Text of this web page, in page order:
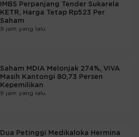
IMBS Perpanjang Tender Sukarela
KETR, Harga Tetap Rp523 Per
Saham
9 jam yang lalu
Saham MDIA Melonjak 274%, VIVA
Masih Kantongi 80,73 Persen
Kepemilikan
9 jam yang lalu
Dua Petinggi Medikaloka Hermina